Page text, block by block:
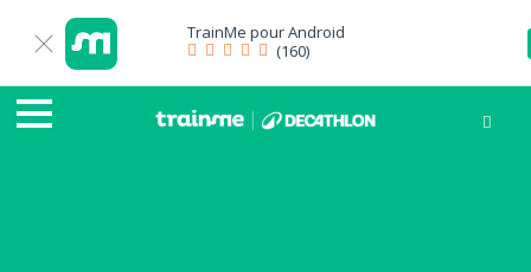
TrainMe pourAndroid
(160)